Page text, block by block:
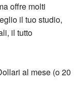
offre molti
il tuo studio,
il tutto
al mese (o 20